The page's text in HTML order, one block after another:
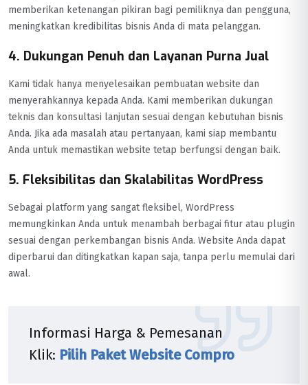
memberikan ketenangan pikiran bagi pemiliknya dan pengguna,
meningkatkan kredibilitas bisnis Anda di mata pelanggan.
4. Dukungan Penuh dan Layanan Purna Jual
Kami tidak hanya menyelesaikan pembuatan website dan
menyerahkannya kepada Anda. Kami memberikan dukungan
teknis dan konsultasi lanjutan sesuai dengan kebutuhan bisnis
Anda. Jika ada masalah atau pertanyaan, kami siap membantu
Anda untuk memastikan website tetap berfungsi dengan baik.
5. Fleksibilitas dan Skalabilitas WordPress
Sebagai platform yang sangat fleksibel, WordPress
memungkinkan Anda untuk menambah berbagai fitur atau plugin
sesuai dengan perkembangan bisnis Anda. Website Anda dapat
diperbarui dan ditingkatkan kapan saja, tanpa perlu memulai dari
awal.
Informasi Harga & Pemesanan
Klik: Pilih Paket Website Compro